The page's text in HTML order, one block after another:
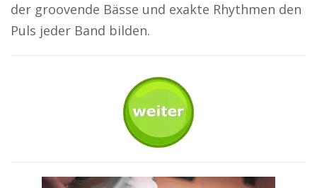
der groovende Bässe und exakte Rhythmen den
Puls jeder Band bilden.